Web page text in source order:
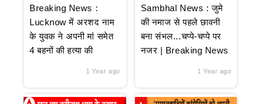
Breaking News :
Lucknow में अरशद नाम
के युवक ने अपनी मां समेत
4 बहनों की हत्या की
1 Year ago
Sambhal News : जुमे
की नमाज से पहले छावनी
बना संभल...चप्पे-चप्पे पर
नजर | Breaking News
1 Year ago